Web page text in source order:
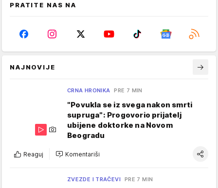
PRATITE NAS NA
NAJNOVIJE
CRNA HRONIKA PRE 7 MIN
"Povukla se iz svega nakon smrti
supruga": Progovorio prijatelj
ubijene doktorke na Novom
Beogradu
Reaguj Komentariši
ZVEZDE I TRAČEVI PRE 7 MIN